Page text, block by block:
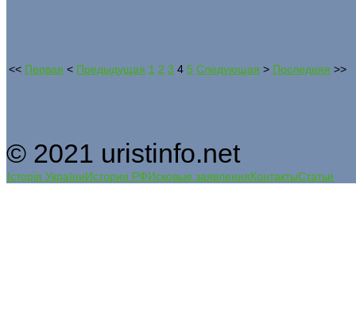
<< Первая < Предыдущая 1 2 3 4 5 Следующая > Последняя >>
© 2021 uristinfo.net
Історія УкраїниИстория РФИсковые заявленияКонтактыСтатьи